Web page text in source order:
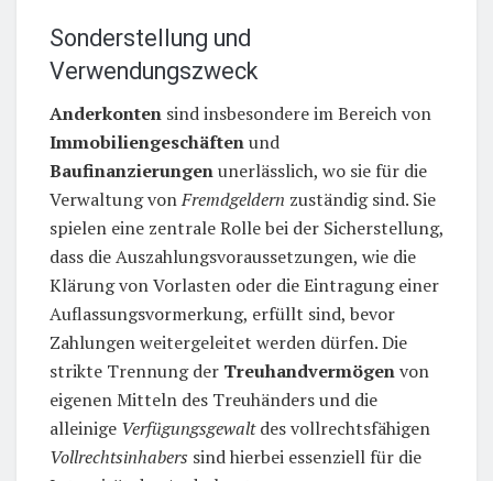
Sonderstellung und
Verwendungszweck
Anderkonten sind insbesondere im Bereich von
Immobiliengeschäftenund
Baufinanzierungenunerlässlich, wo sie für die
Verwaltung vonFremdgeldern zuständig sind. Sie
spielen eine zentrale Rolle bei der Sicherstellung,
dass die Auszahlungsvoraussetzungen, wie die
Klärung von Vorlasten oder die Eintragung einer
Auflassungsvormerkung, erfüllt sind, bevor
Zahlungen weitergeleitet werden dürfen. Die
strikte Trennung der Treuhandvermögenvon
eigenen Mitteln des Treuhänders und die
alleinige Verfügungsgewaltdes vollrechtsfähigen
Vollrechtsinhabers sind hierbei essenziell für die